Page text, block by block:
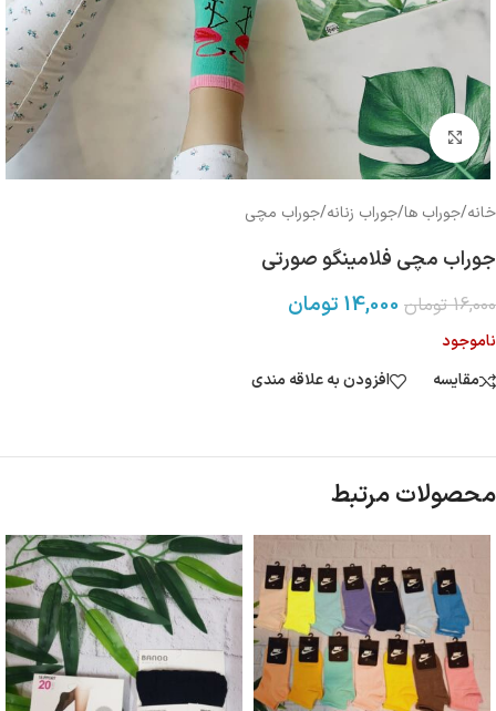
بزرگنمایی تصویر
خانه/جوراب ها/جوراب زنانه/جوراب مچی
جوراب مچی فلامینگو صورتی
16,000 تومان 14,000 تومان
ناموجود
مقایسه
افزودن به علاقه مندی
محصولات مرتبط